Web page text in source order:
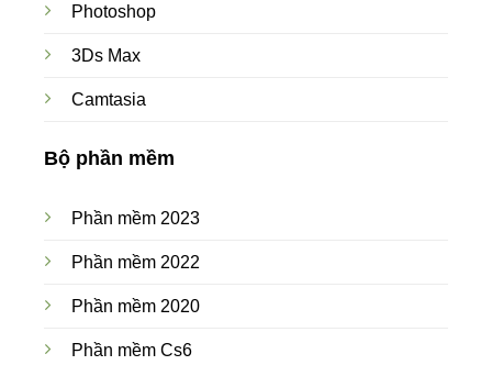
Photoshop
3Ds Max
Camtasia
Bộ phần mềm
Phần mềm 2023
Phần mềm 2022
Phần mềm 2020
Phần mềm Cs6